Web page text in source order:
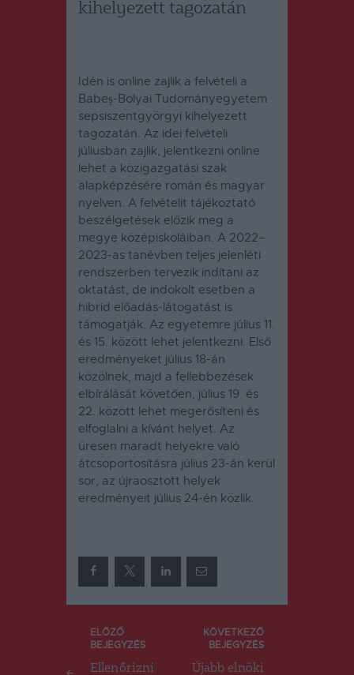
kihelyezett tagozatán
Idén is online zajlik a felvételi a
Babeș-Bolyai Tudományegyetem
sepsiszentgyörgyi kihelyezett
tagozatán. Az idei felvételi
júliusban zajlik, jelentkezni online
lehet a közigazgatási szak
alapképzésére román és magyar
nyelven. A felvételit tájékoztató
beszélgetések előzik meg a
megye középiskoláiban. A 2022–
2023-as tanévben teljes jelenléti
rendszerben tervezik indítani az
oktatást, de indokolt esetben a
hibrid előadás-látogatást is
támogatják. Az egyetemre július 11.
és 15. között lehet jelentkezni. Első
eredményeket július 18-án
közölnek, majd a fellebbezések
elbírálását követően, július 19. és
22. között lehet megerősíteni és
elfoglalni a kívánt helyet. Az
üresen maradt helyekre való
átcsoportosításra július 23-án kerül
sor, az újraosztott helyek
eredményeit július 24-én közlik.
Bejegyzés
navigáció
ELŐZŐ
BEJEGYZÉS
Ellenőrizni
KÖVETKEZŐ
BEJEGYZÉS
Újabb elnöki